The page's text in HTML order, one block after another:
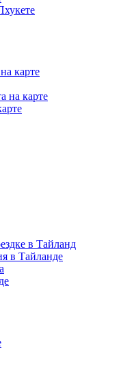
карте
на карте
в Тайланд
в Тайланде